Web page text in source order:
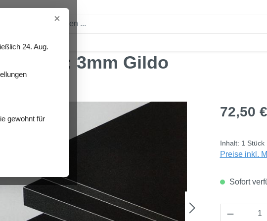
Höhe: 3mm Gildo
Regulärer
72,50 €
Inhalt: 1 Stück
Preise inkl.
Sofort
×
24. Aug.
gewohnt für